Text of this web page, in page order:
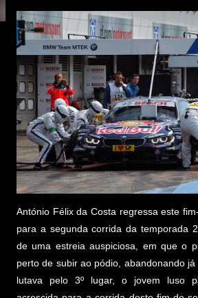
António Félix da Costa regressa este
para a segunda corrida da temporada
de uma estreia auspiciosa, em que o
perto de subir ao pódio, abandonando
lutava pelo 3º lugar, o jovem luso